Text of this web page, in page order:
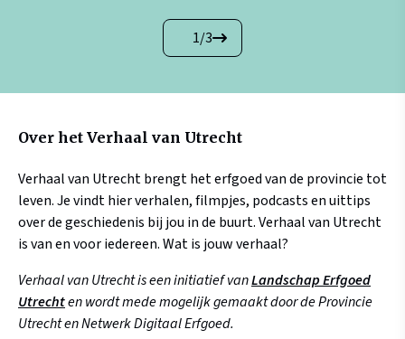
1/3
Over het Verhaal van Utrecht
Verhaal van Utrecht brengt het erfgoed van de provincie tot
leven. Je vindt hier verhalen, filmpjes, podcasts en uittips
over de geschiedenis bij jou in de buurt. Verhaal van Utrecht
is van en voor iedereen. Wat is jouw verhaal?
Verhaal van Utrecht is een initiatief vanLandschap Erfgoed
Utrechten wordt mede mogelijk gemaakt door de Provincie
Utrecht en Netwerk Digitaal Erfgoed.